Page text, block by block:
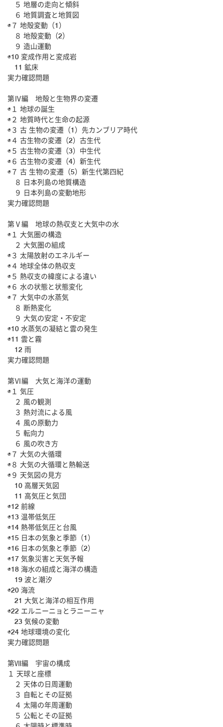
５ 地層の走向と傾斜
６ 地質調査と地質図
◉７ 地殻変動（1）
８ 地殻変動（2）
９ 造山運動
◉10 変成作用と変成岩
11 鉱床
実力確認問題
第Ⅳ編 地殻と生物界の変遷
◉１ 地球の誕生
◉２ 地質時代と生命の起源
◉３ 古 生物の変遷（1）先カンブリア時代
◉４ 古生物の変遷（2）古生代
◉５ 古生物の変遷（3）中生代
◉６ 古生物の変遷（4）新生代
◉７ 古 生物の変遷（5）新生代第四紀
８ 日本列島の地質構造
９ 日本列島の変動地形
実力確認問題
第Ⅴ編 地球の熱収支と大気中の水
◉１ 大気圏の構造
２ 大気圏の組成
◉３ 太陽放射のエネルギー
◉４ 地球全体の熱収支
◉５ 熱収支の緯度による違い
◉６ 水の状態と状態変化
◉７ 大気中の水蒸気
８ 断熱変化
９ 大気の安定・不安定
◉10 水蒸気の凝結と雲の発生
◉11 雲と霧
12 雨
実力確認問題
第Ⅵ編 大気と海洋の運動
◉１ 気圧
２ 風の観測
３ 熱対流による風
４ 風の原動力
５ 転向力
６ 風の吹き方
◉７ 大気の大循環
◉８ 大気の大循環と熱輸送
◉９ 天気図の見方
10 高層天気図
11 高気圧と気団
◉12 前線
◉13 温帯低気圧
◉14 熱帯低気圧と台風
◉15 日本の気象と季節（1）
◉16 日本の気象と季節（2）
◉17 気象災害と天気予報
◉18 海水の組成と海洋の構造
19 波と潮汐
◉20 海流
21 大気と海洋の相互作用
◉22 エルニーニョとラニーニャ
23 気候の変動
◉24 地球環境の変化
実力確認問題
第Ⅶ編 宇宙の構成
１ 天球と座標
２ 天体の日周運動
３ 自転とその証拠
４ 太陽の年周運動
５ 公転とその証拠